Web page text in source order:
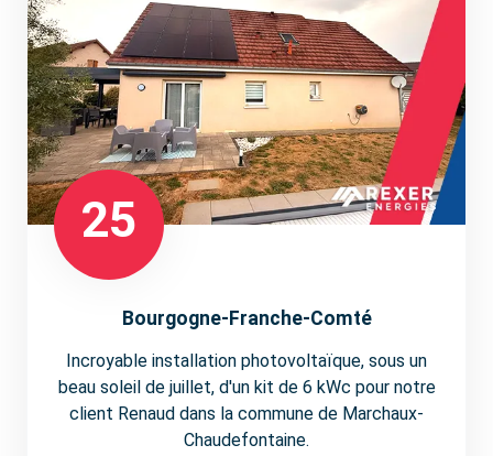
25
Bourgogne-Franche-Comté
Incroyable installation photovoltaïque, sous un
beau soleil de juillet, d'un kit de 6 kWc pour notre
client Renaud dans la commune de Marchaux-
Chaudefontaine.